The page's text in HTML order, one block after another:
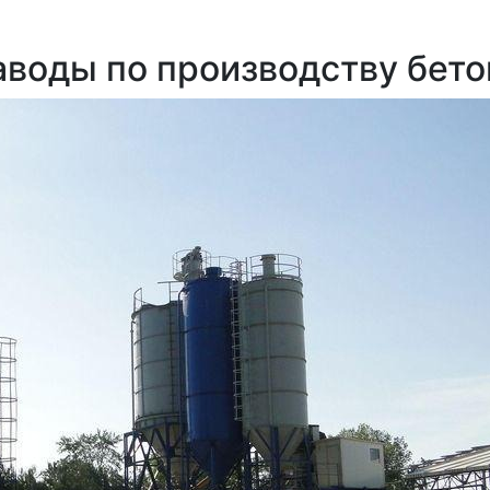
по производству